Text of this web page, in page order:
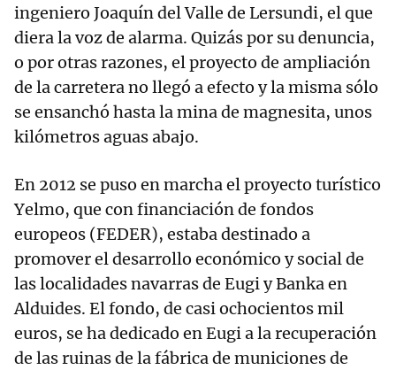
ingeniero Joaquín del Valle de Lersundi, el que
diera la voz de alarma. Quizás por su denuncia,
o por otras razones, el proyecto de ampliación
de la carretera no llegó a efecto y la misma sólo
se ensanchó hasta la mina de magnesita, unos
kilómetros aguas abajo.
En 2012 se puso en marcha el proyecto turístico
Yelmo, que con financiación de fondos
europeos (FEDER), estaba destinado a
promover el desarrollo económico y social de
las localidades navarras de Eugi y Banka en
Alduides. El fondo, de casi ochocientos mil
euros, se ha dedicado en Eugi a la recuperación
de las ruinas de la fábrica de municiones de